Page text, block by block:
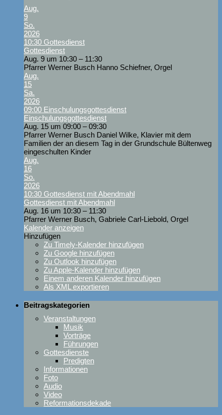
Aug.
9
So.
2026
10:30 Gottesdienst
Gottesdienst
Aug. 9 um 10:30 – 11:30
Pfarrer Werner Busch Hanno Schiefner, Orgel
Aug.
15
Sa.
2026
09:00 Einschulungsgottesdienst
Einschulungsgottesdienst
Aug. 15 um 09:00 – 09:30
Pfarrer Werner Busch Daniel Wilke, Klavier mit dem
Familien der an diesem Tag in der Grundschule Bültenweg
eingeschulten Kinder
Aug.
16
So.
2026
10:30 Gottesdienst mit Abendmahl
Gottesdienst mit Abendmahl
Aug. 16 um 10:30 – 11:30
Pfarrer Werner Busch, Gabriele Carl-Liebold, Orgel
Kalender anzeigen
Hinzufügen
Zu Timely-Kalender hinzufügen
Zu Google hinzufügen
Zu Outlook hinzufügen
Zu Apple-Kalender hinzufügen
Einem anderen Kalender hinzufügen
Als XML exportieren
Beitragskategorien
Veranstaltungen
Musik
Vorträge
Führungen
Gottesdienste
Predigten
Informationen
Foto
Audio
Video
Reformationsdekade